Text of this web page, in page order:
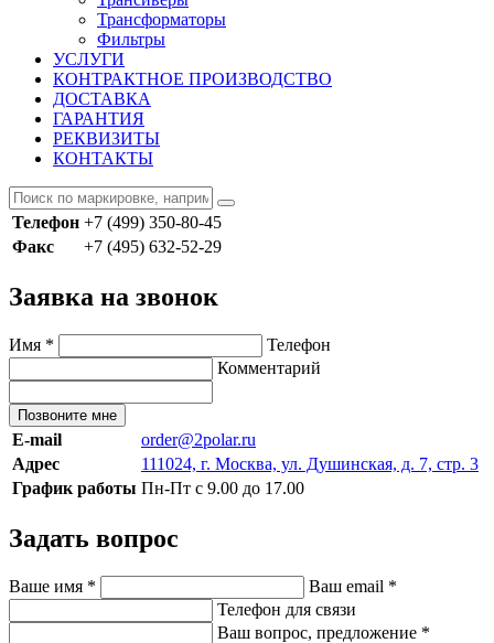
Трансформаторы
Фильтры
УСЛУГИ
КОНТРАКТНОЕ ПРОИЗВОДСТВО
ДОСТАВКА
ГАРАНТИЯ
РЕКВИЗИТЫ
КОНТАКТЫ
Телефон +7 (499) 350-80-45
Факс
+7 (495) 632-52-29
Заявка на звонок
Имя *
Телефон
Комментарий
Позвоните мне
E-mail
order@2polar.ru
Адрес
111024, г. Москва, ул. Душинская, д. 7, стр. 3
График работы Пн-Пт с 9.00 до 17.00
Задать вопрос
Ваше имя * Ваш email *
Телефон для связи
Ваш вопрос, предложение *